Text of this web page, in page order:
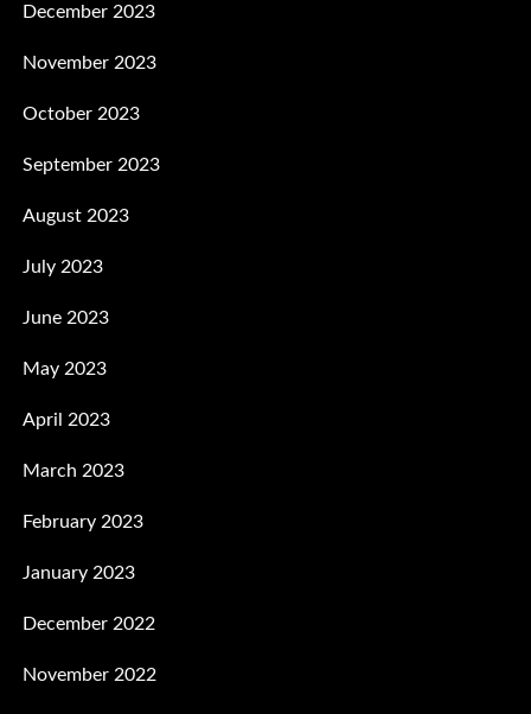
December 2023
November 2023
October 2023
September 2023
August 2023
July 2023
June 2023
May 2023
April 2023
March 2023
February 2023
January 2023
December 2022
November 2022